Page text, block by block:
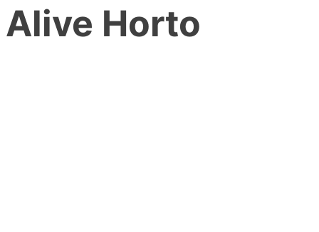
Alive Horto